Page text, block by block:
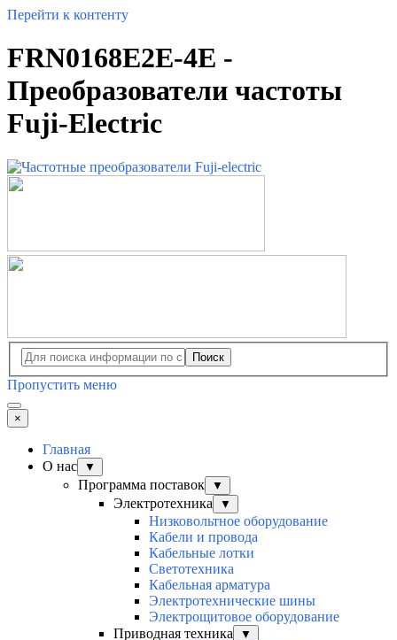
Перейти к контенту
FRN0168E2E-4E -
Преобразователи частоты
Fuji-Electric
Поиск
Пропустить меню
×
Главная
О нас
▼
Программа поставок ▼
Электротехника ▼
Низковольтное оборудование
Кабели и провода
Кабельные лотки
Светотехника
Кабельная арматура
Электротехнические шины
Электрощитовое оборудование
Приводная техника
▼